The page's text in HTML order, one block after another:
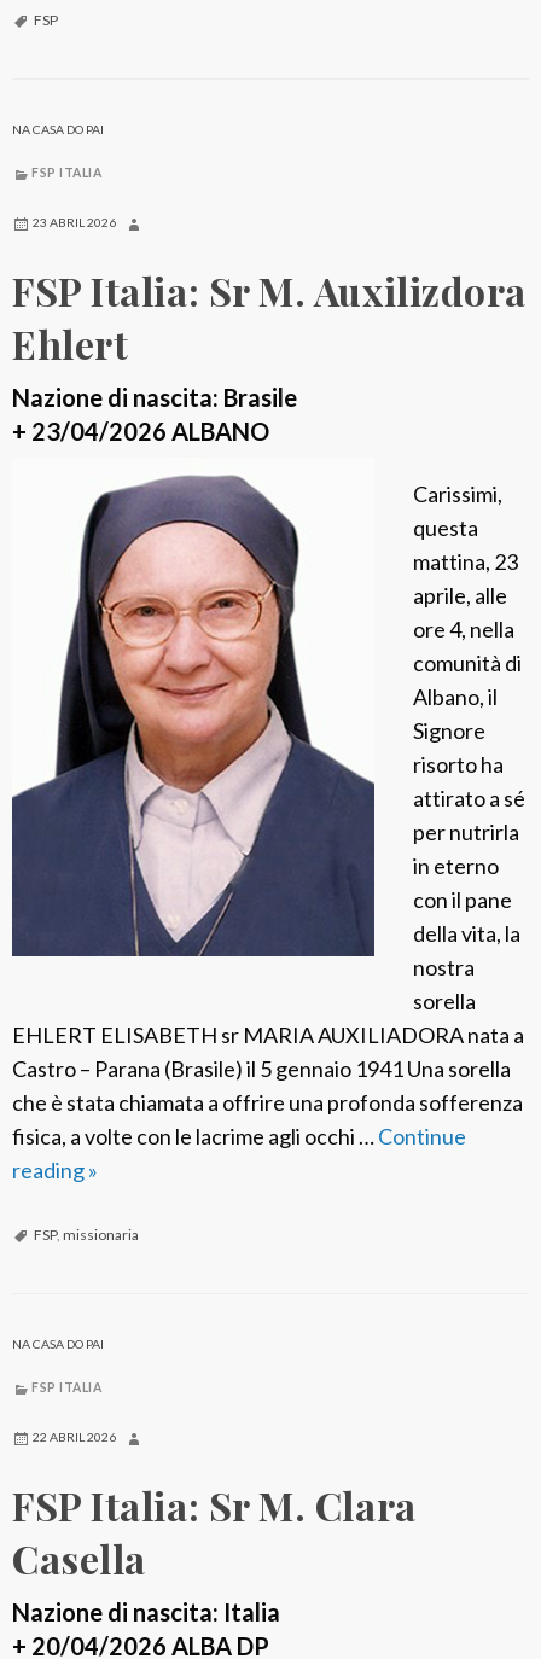
a
a
P
a
o
a
G
a
n
d
l
f
o
FSP
NA CASA DO PAI
FSP ITALIA
23 ABRIL 2026
FSP Italia: Sr M. Auxilizdora
Ehlert
Nazione di nascita: Brasile
+ 23/04/2026 ALBANO
Carissimi,
questa
mattina, 23
aprile, alle
ore 4, nella
comunità di
Albano, il
Signore
risorto ha
attirato a sé
per nutrirla
in eterno
con il pane
della vita, la
nostra
sorella
EHLERT ELISABETH sr MARIA AUXILIADORA nata a
Castro – Parana (Brasile) il 5 gennaio 1941 Una sorella
che è stata chiamata a offrire una profonda sofferenza
fisica, a volte con le lacrime agli occhi …Continue
readingF
P
a
a
M
.
A
»
FSP, missionaria
NA CASA DO PAI
FSP ITALIA
22 ABRIL 2026
FSP Italia: Sr M. Clara
Casella
Nazione di nascita: Italia
+ 20/04/2026 ALBA DP